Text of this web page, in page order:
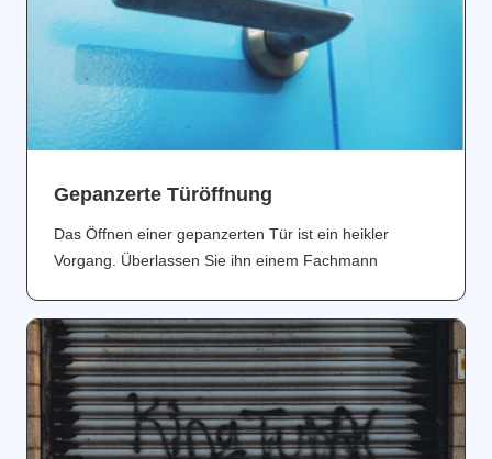
Gepanzerte Türöffnung
Das Öffnen einer gepanzerten Tür ist ein heikler
Vorgang. Überlassen Sie ihn einem Fachmann